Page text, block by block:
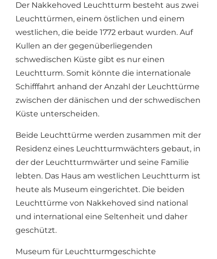
Der Nakkehoved Leuchtturm besteht aus zwei
Leuchttürmen, einem östlichen und einem
westlichen, die beide 1772 erbaut wurden. Auf
Kullen an der gegenüberliegenden
schwedischen Küste gibt es nur einen
Leuchtturm. Somit könnte die internationale
Schifffahrt anhand der Anzahl der Leuchttürme
zwischen der dänischen und der schwedischen
Küste unterscheiden.
Beide Leuchttürme werden zusammen mit der
Residenz eines Leuchtturmwächters gebaut, in
der der Leuchtturmwärter und seine Familie
lebten. Das Haus am westlichen Leuchtturm ist
heute als Museum eingerichtet. Die beiden
Leuchttürme von Nakkehoved sind national
und international eine Seltenheit und daher
geschützt.
Museum für Leuchtturmgeschichte